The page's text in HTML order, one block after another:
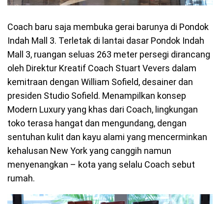
Coach baru saja membuka gerai barunya di Pondok
Indah Mall 3. Terletak di lantai dasar Pondok Indah
Mall 3, ruangan seluas 263 meter persegi dirancang
oleh Direktur Kreatif Coach Stuart Vevers dalam
kemitraan dengan William Sofield, desainer dan
presiden Studio Sofield. Menampilkan konsep
Modern Luxury yang khas dari Coach, lingkungan
toko terasa hangat dan mengundang, dengan
sentuhan kulit dan kayu alami yang mencerminkan
kehalusan New York yang canggih namun
menyenangkan – kota yang selalu Coach sebut
rumah.